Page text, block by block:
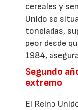
cereales y
Unido se
toneladas,
peor desde
1984,
Segundo
extremo
El Reino